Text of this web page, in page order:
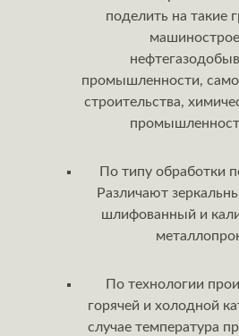
поделить на такие
промышленности,
строительства,
По типу обработки
Различают
шлифованный и
По технологии
горячей и холодной
случае температура